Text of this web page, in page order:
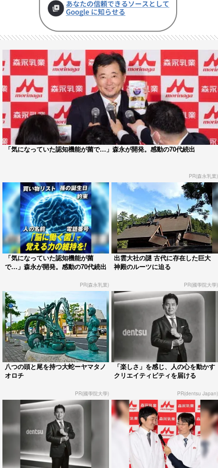
「気になっていた認知機能が菌で…」森永が開発。感動の70代続出
PR(森永乳業)
「気になっていた認知機能が菌
で…」森永が開発。感動の70代続出
PR(森永乳業)
出雲大社の謎 古代に存在した巨大
神殿のルーツに迫る
PR(國學院大學)
八つの頭と尾を持つ大蛇ーヤマタノ
オロチ
PR(國學院大學)
「楽しさ」を感じ、人の心を動かす
クリエイティビティを届ける
PR(dentsu Japan)